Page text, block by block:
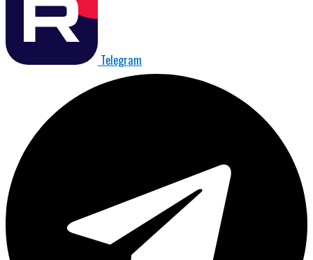
Telegram